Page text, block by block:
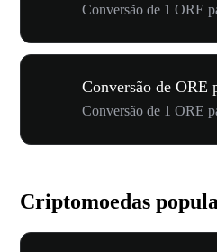
Conversão de 1 ORE
Conversão de ORE
Conversão de 1 ORE
Criptomoedas